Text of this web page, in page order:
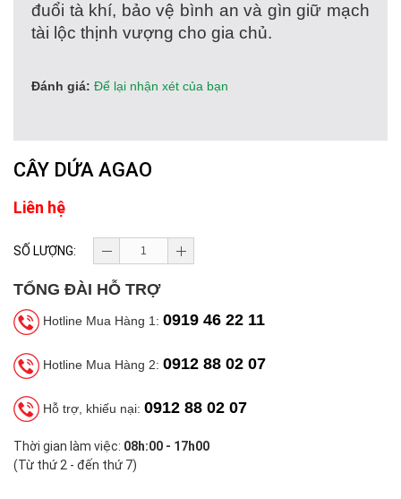
đuổi tà khí, bảo vệ bình an và gìn giữ mạch
tài lộc thịnh vượng cho gia chủ.
Đánh giá: Để lại nhận xét của bạn
CÂY DỨA AGAO
Liên hệ
SỐ LƯỢNG:
TỔNG ĐÀI HỖ TRỢ
Hotline Mua Hàng 1: 0919 46 22 11
Hotline Mua Hàng 2: 0912 88 02 07
Hỗ trợ, khiếu nại: 0912 88 02 07
Thời gian làm việc: 08h:00 - 17h00
(Từ thứ 2 - đến thứ 7)